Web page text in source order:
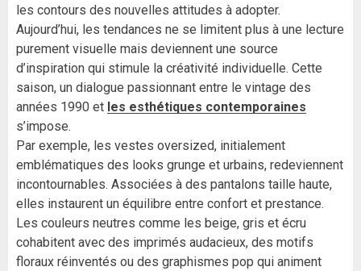
les contours des nouvelles attitudes à adopter.
Aujourd’hui, les tendances ne se limitent plus à une lecture
purement visuelle mais deviennent une source
d’inspiration qui stimule la créativité individuelle. Cette
saison, un dialogue passionnant entre le vintage des
années 1990 et les esthétiques contemporaines
s’impose.
Par exemple, les vestes oversized, initialement
emblématiques des looks grunge et urbains, redeviennent
incontournables. Associées à des pantalons taille haute,
elles instaurent un équilibre entre confort et prestance.
Les couleurs neutres comme les beige, gris et écru
cohabitent avec des imprimés audacieux, des motifs
floraux réinventés ou des graphismes pop qui animent